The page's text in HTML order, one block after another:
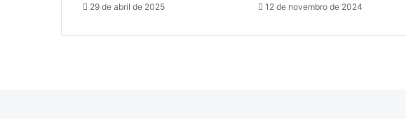
29 de abril de 2025 12 de novembro de 2024